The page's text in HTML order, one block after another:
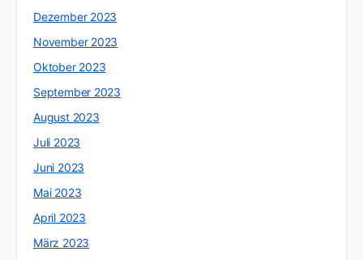
Dezember 2023
November 2023
Oktober 2023
September 2023
August 2023
Juli 2023
Juni 2023
Mai 2023
April 2023
März 2023